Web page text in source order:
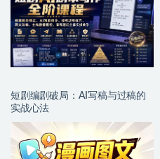
短剧编剧破局：AI写稿与过稿的
实战心法